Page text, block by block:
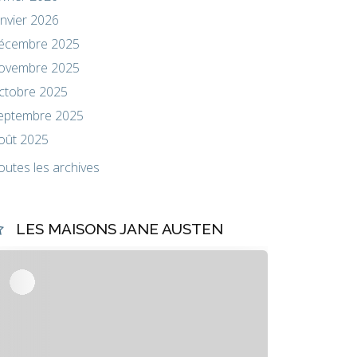
2026
2025
2025
2025
2025
2025
les archives
LES MAISONS JANE AUSTEN